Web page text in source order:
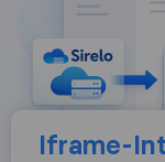
Iframe-